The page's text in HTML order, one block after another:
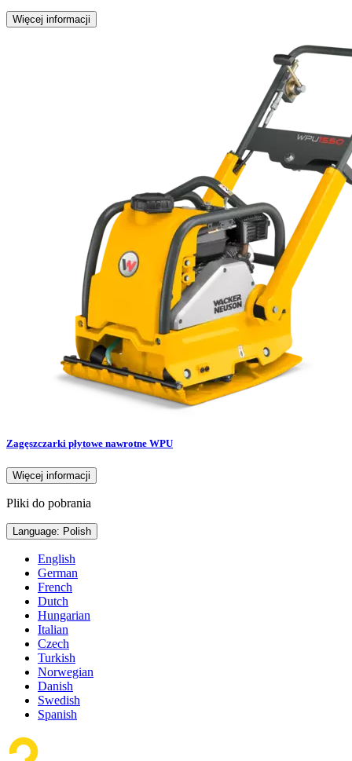
Więcej informacji
Zagęszczarki płytowe nawrotne WPU
Więcej informacji
Pliki do pobrania
Language: Polish
English
German
French
Dutch
Hungarian
Italian
Czech
Turkish
Norwegian
Danish
Swedish
Spanish